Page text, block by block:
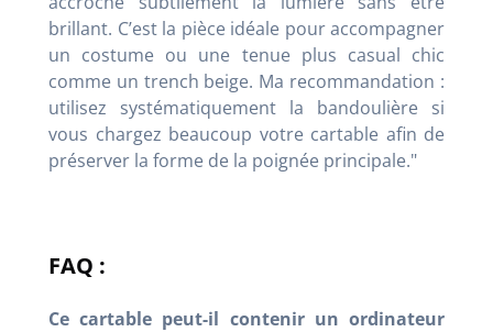
brillant. C’est la pièce idéale pour accompagner
un costume ou une tenue plus casual chic
comme un trench beige. Ma recommandation :
utilisez systématiquement la bandoulière si
vous chargez beaucoup votre cartable afin de
préserver la forme de la poignée principale."
FAQ :
Ce cartable peut-il contenir un ordinateur